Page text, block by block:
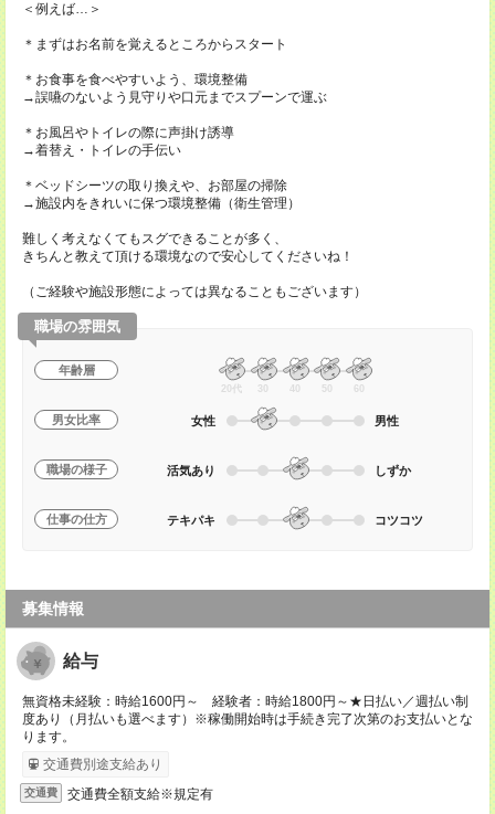
＜例えば…＞
＊まずはお名前を覚えるところからスタート
＊お食事を食べやすいよう、環境整備
→誤嚥のないよう見守りや口元までスプーンで運ぶ
＊お風呂やトイレの際に声掛け誘導
→着替え・トイレの手伝い
＊ベッドシーツの取り換えや、お部屋の掃除
→施設内をきれいに保つ環境整備（衛生管理）
難しく考えなくてもスグできることが多く、
きちんと教えて頂ける環境なので安心してくださいね！
（ご経験や施設形態によっては異なることもございます）
職場の雰囲気
年齢層
20代 30 40 50 60
男女比率 女性 男性
職場の様子 活気あり しずか
仕事の仕方 テキパキ コツコツ
募集情報
給与
無資格未経験：時給1600円～ 経験者：時給1800円～★日払い／週払い制
度あり（月払いも選べます）※稼働開始時は手続き完了次第のお支払いとな
ります。
交通費別途支給あり
交通費 交通費全額支給※規定有